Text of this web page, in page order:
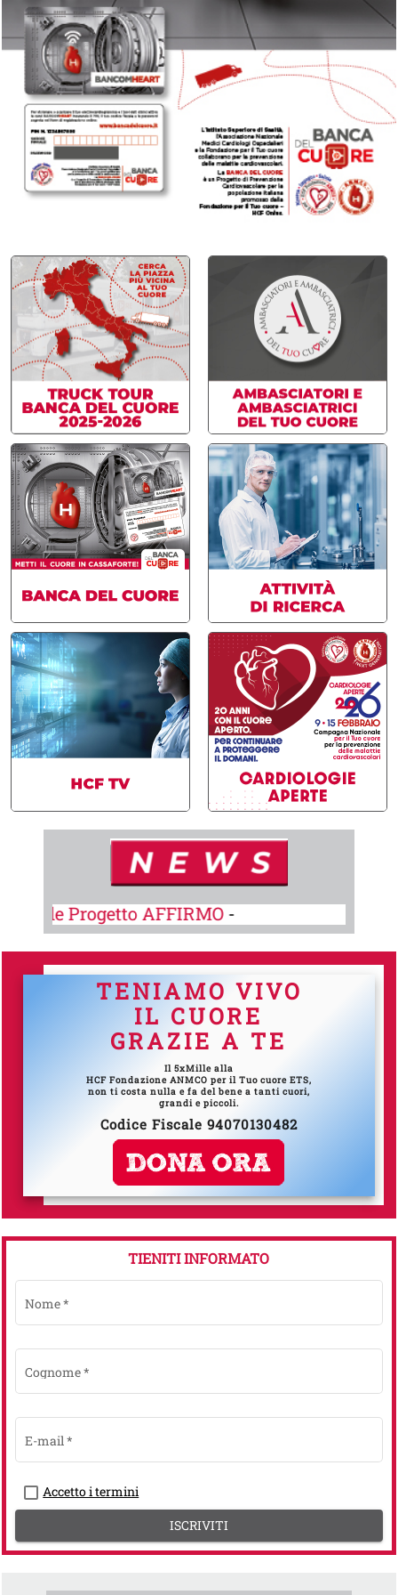
AFFIRMO- R
TENIAMO VIVO
IL CUORE
GRAZIE A TE
Il 5xMille alla
HCF Fondazione ANMCO per il Tuo cuore ETS,
non ti costa nulla e fa del bene a tanti cuori,
grandi e piccoli.
Codice Fiscale 94070130482
TIENITI INFORMATO
Nome*
Cognome*
E-mail*
Accetto i termini
ISCRIVITI